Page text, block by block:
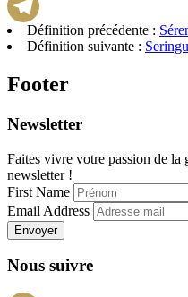
Définition précédente :
Définition suivante :
Footer
Newsletter
Faites vivre votre passion de la
newsletter !
First Name
Email Address
Envoyer
Nous suivre